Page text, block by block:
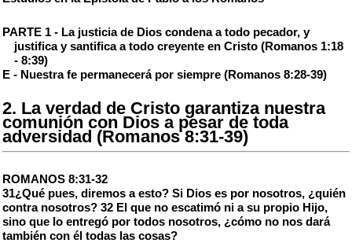
PARTE 1 - La justicia de Dios condena a todo pecador, y
justifica y santifica a todo creyente en Cristo (Romanos 1:18
- 8:39)
E - Nuestra fe permanecerá por siempre (Romanos 8:28-39)
2. La verdad de Cristo garantiza nuestra
comunión con Dios a pesar de toda
adversidad (Romanos 8:31-39)
ROMANOS 8:31-32
31¿Qué pues, diremos a esto? Si Dios es por nosotros, ¿quién
contra nosotros? 32 El que no escatimó ni a su propio Hijo,
sino que lo entregó por todos nosotros, ¿cómo no nos dará
también con él todas las cosas?